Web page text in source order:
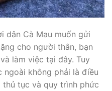
dân Cà Mau muốn gửi
cho người thân, bạn
làm việc tại đây. Tuy
ngoài không phải là điều
thủ tục và quy trình phức